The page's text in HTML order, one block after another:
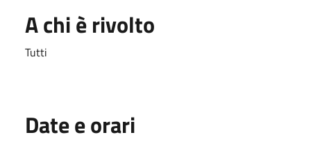
A chi è rivolto
Tutti
Date e orari